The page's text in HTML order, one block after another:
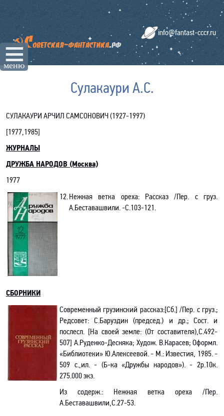
☰
меню
info@fantast-cccr.ru
Сулакаури А.С.
СУЛАКАУРИ АРЧИЛ САМСОНОВИЧ (1927-1997)
[1977,1985]
ЖУРНАЛЫ
ДРУЖБА НАРОДОВ (Москва)
1977
12.Нежная ветка ореха: Рассказ /Пер. с груз.
А.Беставашвили. -С.103-121.
СБОРНИКИ
Современный грузинский рассказ:[Сб.] /Пер. с груз.;
Редсовет: С.Баруздин (председ.) и др.; Сост. и
послесл. [На своей земле: (От составителя),С.492-
507]А.Руденко-Десняка; Худож. В.Карасев; Оформл.
«Библиотеки» Ю.Алексеевой. - М.: Известия, 1985. -
509 с.,ил. - (Б-ка «Дружбы народов»). - 2р.10к.
275.000 экз.
Из содерж.: Нежная ветка ореха /Пер.
А.Беставашвили,С.27-53.